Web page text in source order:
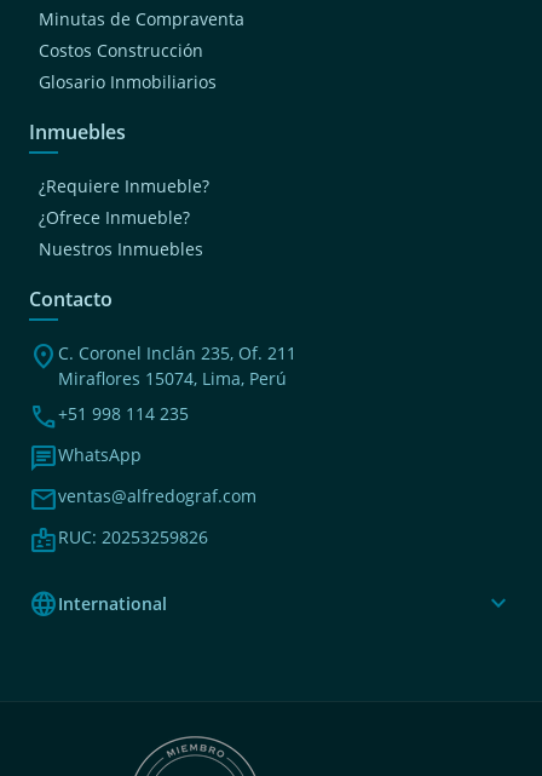
Minutas de Compraventa
Costos Construcción
Glosario Inmobiliarios
Inmuebles
¿Requiere Inmueble?
¿Ofrece Inmueble?
Nuestros Inmuebles
Contacto
location_on C. Coronel Inclán 235, Of. 211
Miraflores 15074, Lima, Perú
phone+51 998 114 235
chatWhatsApp
mailventas@alfredograf.com
badgeRUC: 20253259826
languageInternational expand_more